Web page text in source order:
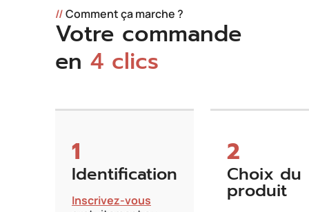
//Comment ça marche ?
Votre commande
en 4 clics
1
Identification
Inscrivez-vous
2
Choix du
produit